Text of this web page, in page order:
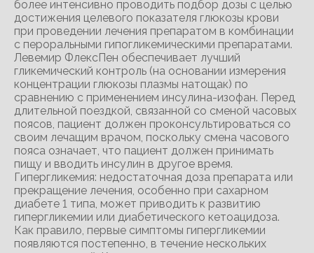
более интенсивно проводить подбор дозы с целью
достижения целевого показателя глюкозы крови
при проведении лечения препаратом в комбинации
с пероральными гипогликемическими препаратами.
Левемир ФлексПен обеспечивает лучший
гликемический контроль (на основании измерения
концентрации глюкозы плазмы натощак) по
сравнению с применением инсулина-изофан. Перед
длительной поездкой, связанной со сменой часовых
поясов, пациент должен проконсультироваться со
своим лечащим врачом, поскольку смена часового
пояса означает, что пациент должен принимать
пищу и вводить инсулин в другое время.
Гипергликемия: недостаточная доза препарата или
прекращение лечения, особенно при сахарном
диабете 1 типа, может приводить к развитию
гипергликемии или диабетического кетоацидоза.
Как правило, первые симптомы гипергликемии
появляются постепенно, в течение нескольких